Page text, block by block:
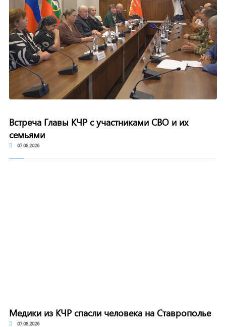
Встреча Главы КЧР с участниками СВО и их
семьями
07.08.2026
Медики из КЧР спасли человека на Ставрополье
07.08.2026